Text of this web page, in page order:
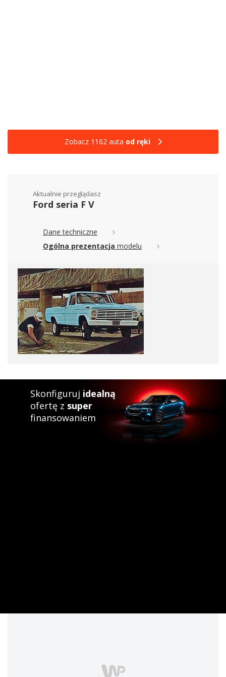
Zobacz 1162 auta od ręki
Aktualnie przeglądasz
Ford seria F V
Dane techniczne
Ogólna prezentacja modelu
Skonfiguruj idealną
ofertę z super
finansowaniem